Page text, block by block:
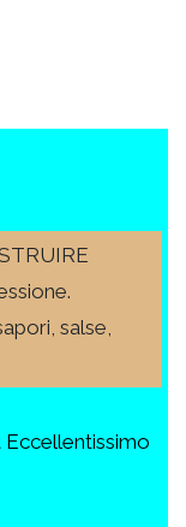
salse,
Eccellentissimo